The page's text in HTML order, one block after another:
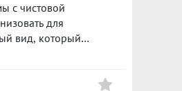
с чистовой
для
вид, который
и
жилой комплекс.